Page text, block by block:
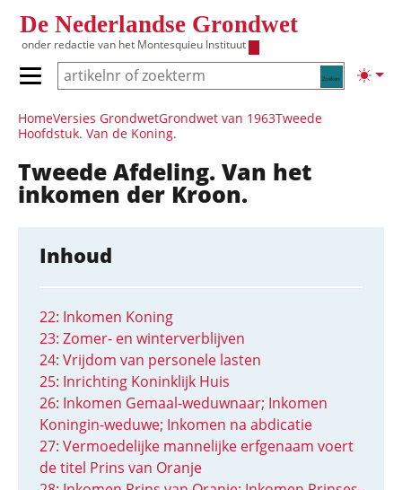
De Nederlandse Grondwet
onder redactie van het Montesquieu Instituut
Zoeken
Primair menu tonen/verbergen
Hoofdnavigatie
HomeVersies GrondwetGrondwet van 1963Tweede
Hoofdstuk. Van de Koning.
Tweede Afdeling. Van het
inkomen der Kroon.
Inhoud
22: Inkomen Koning
23: Zomer- en winterverblijven
24: Vrijdom van personele lasten
25: Inrichting Koninklijk Huis
26: Inkomen Gemaal-weduwnaar; Inkomen
Koningin-weduwe; Inkomen na abdicatie
27: Vermoedelijke mannelijke erfgenaam voert
de titel Prins van Oranje